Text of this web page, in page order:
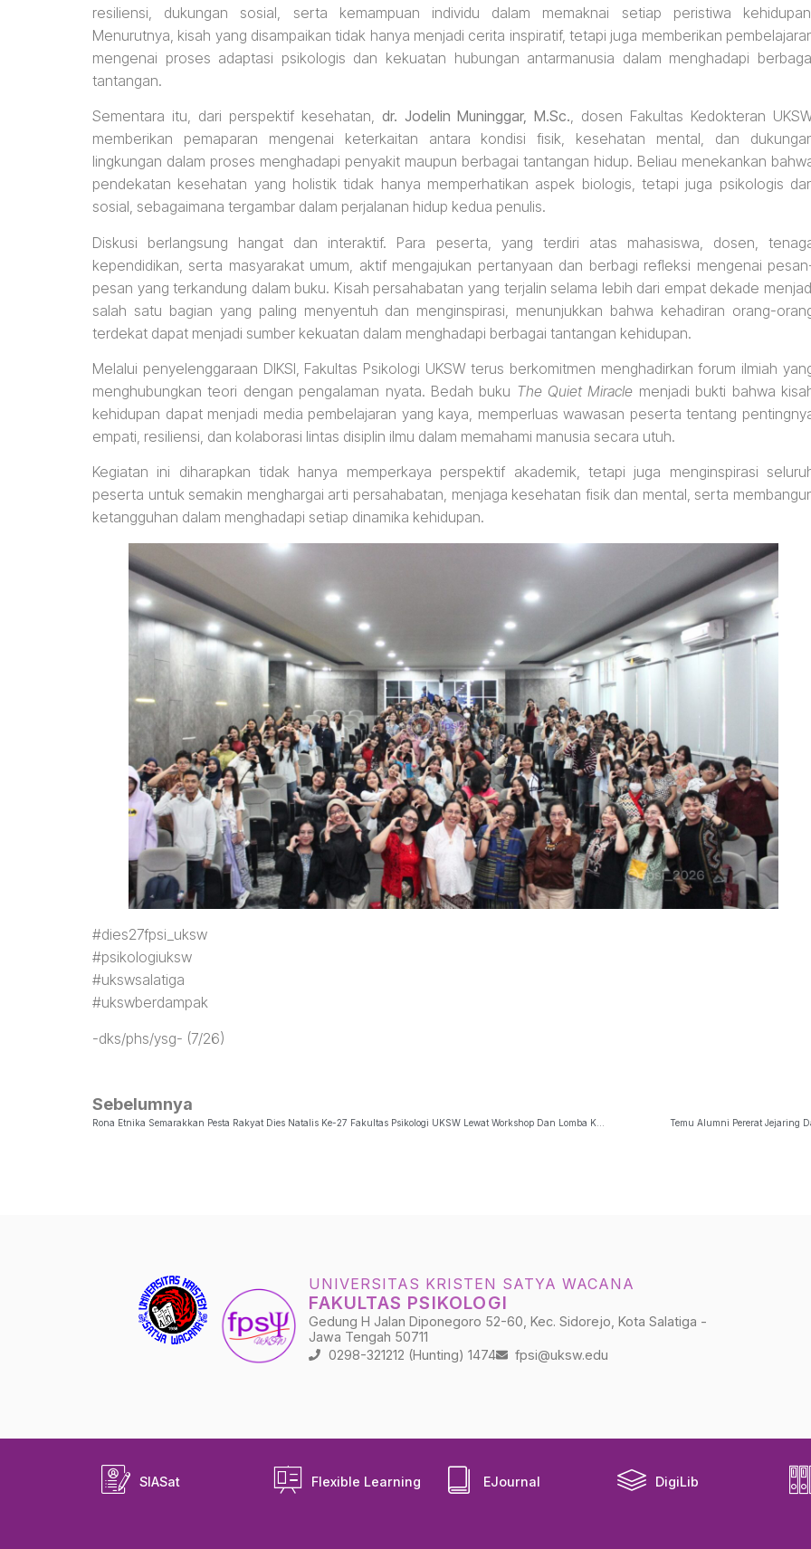
resiliensi, dukungan sosial, serta kemampuan individu dalam memaknai setiap peristiwa
Menurutnya, kisah yang disampaikan tidak hanya menjadi cerita inspiratif, tetapi juga memberikan
mengenai proses adaptasi psikologis dan kekuatan hubungan antarmanusia dalam menghadapi
tantangan.
Sementara itu, dari perspektif kesehatan, dr. Jodelin Muninggar, M.Sc., dosen Fakultas Kedokteran
memberikan pemaparan mengenai keterkaitan antara kondisi fisik, kesehatan mental, dan
lingkungan dalam proses menghadapi penyakit maupun berbagai tantangan hidup. Beliau menekankan
pendekatan kesehatan yang holistik tidak hanya memperhatikan aspek biologis, tetapi juga psikologis
sosial, sebagaimana tergambar dalam perjalanan hidup kedua penulis.
Diskusi berlangsung hangat dan interaktif. Para peserta, yang terdiri atas mahasiswa, dosen,
kependidikan, serta masyarakat umum, aktif mengajukan pertanyaan dan berbagi refleksi mengenai
pesan yang terkandung dalam buku. Kisah persahabatan yang terjalin selama lebih dari empat dekade
salah satu bagian yang paling menyentuh dan menginspirasi, menunjukkan bahwa kehadiran orang-
terdekat dapat menjadi sumber kekuatan dalam menghadapi berbagai tantangan kehidupan.
Melalui penyelenggaraan DIKSI, Fakultas Psikologi UKSW terus berkomitmen menghadirkan forum ilmiah
menghubungkan teori dengan pengalaman nyata. Bedah buku The Quiet Miracle menjadi bukti bahwa
kehidupan dapat menjadi media pembelajaran yang kaya, memperluas wawasan peserta tentang
empati, resiliensi, dan kolaborasi lintas disiplin ilmu dalam memahami manusia secara utuh.
Kegiatan ini diharapkan tidak hanya memperkaya perspektif akademik, tetapi juga menginspirasi
peserta untuk semakin menghargai arti persahabatan, menjaga kesehatan fisik dan mental, serta
ketangguhan dalam menghadapi setiap dinamika kehidupan.
#dies27fpsi_uksw
#psikologiuksw
#ukswsalatiga
#ukswberdampak
-dks/phs/ysg- (7/26)
Sebelumnya
Temu Alumni Pererat Jejaring
UNIVERSITAS KRISTEN SATYA WACANA
FAKULTAS PSIKOLOGI
Gedung H Jalan Diponegoro 52-60, Kec. Sidorejo, Kota Salatiga -
Jawa Tengah 50711
0298-321212 (Hunting) 1474
fpsi@uksw.edu
SIASat Flexible Learning EJournal DigiLib